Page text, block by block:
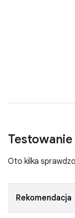
Testowanie
Oto kilka
Rekomendacja